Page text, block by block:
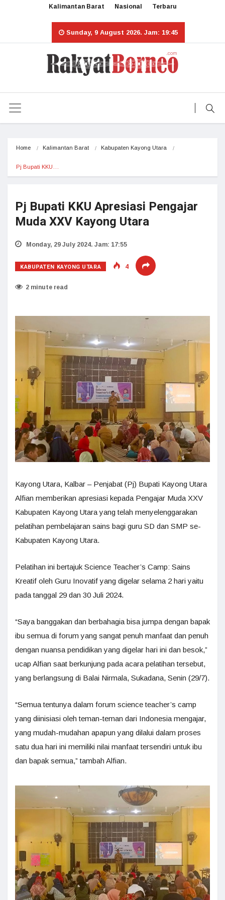
Kalimantan Barat Nasional Terbaru
Sunday, 9 August 2026. Jam: 19:45
Home Kalimantan Barat Kabupaten Kayong Utara
Pj Bupati KKU…
Pj Bupati KKU Apresiasi Pengajar
Muda XXV Kayong Utara
Monday, 29 July 2024. Jam: 17:55
KABUPATEN KAYONG UTARA 4
2 minute read
Kayong Utara, Kalbar – Penjabat (Pj) Bupati Kayong Utara
Alfian memberikan apresiasi kepada Pengajar Muda XXV
Kabupaten Kayong Utara yang telah menyelenggarakan
pelatihan pembelajaran sains bagi guru SD dan SMP se-
Kabupaten Kayong Utara.
Pelatihan ini bertajuk Science Teacher’s Camp: Sains
Kreatif oleh Guru Inovatif yang digelar selama 2 hari yaitu
pada tanggal 29 dan 30 Juli 2024.
“Saya banggakan dan berbahagia bisa jumpa dengan bapak
ibu semua di forum yang sangat penuh manfaat dan penuh
dengan nuansa pendidikan yang digelar hari ini dan besok,”
ucap Alfian saat berkunjung pada acara pelatihan tersebut,
yang berlangsung di Balai Nirmala, Sukadana, Senin (29/7).
“Semua tentunya dalam forum science teacher’s camp
yang diinisiasi oleh teman-teman dari Indonesia mengajar,
yang mudah-mudahan apapun yang dilalui dalam proses
satu dua hari ini memiliki nilai manfaat tersendiri untuk ibu
dan bapak semua,” tambah Alfian.